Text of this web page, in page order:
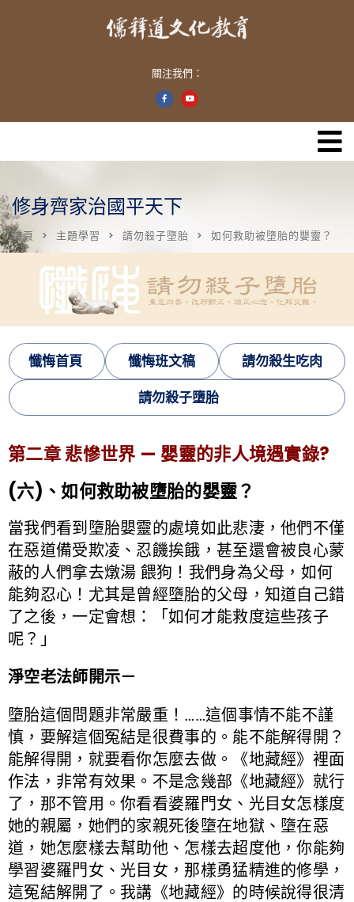
關注我們：
修身齊家治國平天下
首頁 主題學習 請勿殺子墮胎 如何救助被墮胎的嬰靈？
懺悔首頁 懺悔班文稿 請勿殺生吃肉
請勿殺子墮胎
第二章 悲慘世界 — 嬰靈的非人境遇實錄?
(六)、如何救助被墮胎的嬰靈？
當我們看到墮胎嬰靈的處境如此悲淒，他們不僅
在惡道備受欺凌、忍饑挨餓，甚至還會被良心蒙
蔽的人們拿去燉湯 餵狗！我們身為父母，如何
能夠忍心！尤其是曾經墮胎的父母，知道自己錯
了之後，一定會想：「如何才能救度這些孩子
呢？」
淨空老法師開示－
墮胎這個問題非常嚴重！……這個事情不能不謹
慎，要解這個冤結是很費事的。能不能解得開？
能解得開，就要看你怎麼去做。《地藏經》裡面
作法，非常有效果。不是念幾部《地藏經》就行
了，那不管用。你看看婆羅門女、光目女怎樣度
她的親屬，她們的家親死後墮在地獄、墮在惡
道，她怎麼樣去幫助他、怎樣去超度他，你能夠
學習婆羅門女、光目女，那樣勇猛精進的修學，
這冤結解開了。我講《地藏經》的時候說得很清